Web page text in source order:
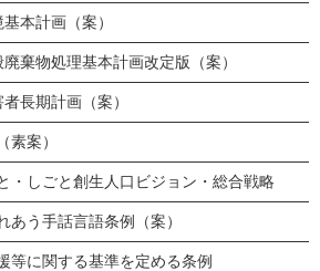
本計画（案）
棄物処理基本計画改定版（案）
長期計画（案）
素案）
・しごと創生人口ビジョン・総合戦略
あう手話言語条例（案）
等に関する基準を定める条例